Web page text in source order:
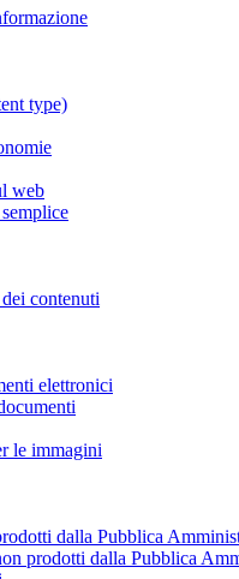
type)
web
contenuti
elettronici
le immagini
dalla Pubblica
prodotti dalla Pubblica